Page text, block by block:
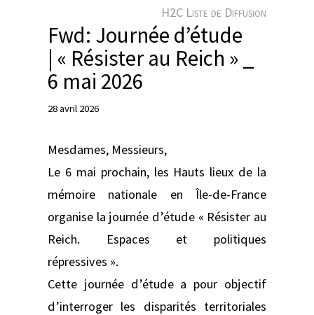
H2C Liste de Diffusion
Fwd: Journée d’étude
| « Résister au Reich » _
6 mai 2026
28 avril 2026
Mesdames, Messieurs,
Le 6 mai prochain, les Hauts lieux de la
mémoire nationale en Île-de-France
organise la journée d’étude « Résister au
Reich. Espaces et politiques
répressives ».
Cette journée d’étude a pour objectif
d’interroger les disparités territoriales